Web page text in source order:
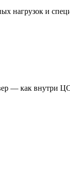
нагрузок и
— как внутри